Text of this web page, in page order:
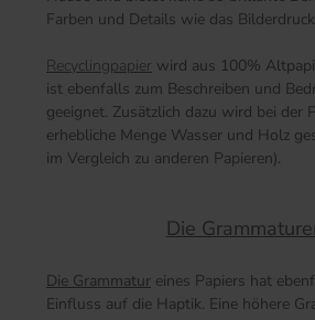
Farben und Details wie das
Recyclingpapier wird aus 100%
ist ebenfalls zum Beschreiben und
geeignet. Zusätzlich dazu wird bei der
erhebliche Menge Wasser und Holz
im Vergleich zu anderen Papieren).
Die
Die Grammatur eines Papiers hat
Einfluss auf die Haptik. Eine höhere